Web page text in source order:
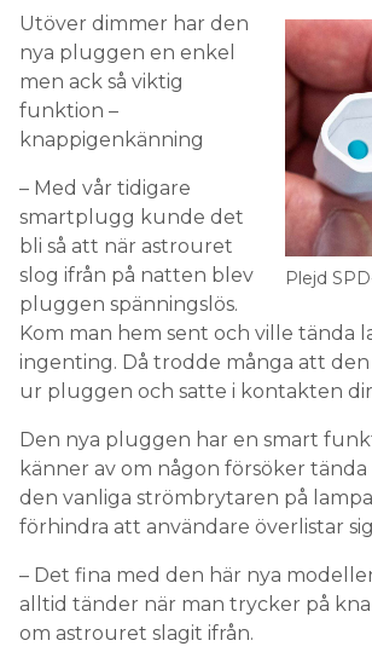
Plejd
knappigenkänning
– Med vår tidigare
smartplugg kunde det
bli så att när astrouret
pluggen spänningslös.
Kom man hem sent och ville tända
ingenting. Då trodde många att den
ur pluggen och satte i kontakten
Den nya pluggen har en smart
känner av om någon försöker
den vanliga strömbrytaren på
– Det fina med den här nya
alltid tänder när man trycker på
om astrouret slagit ifrån.
Artikeln är uppdaterad.
PRODUKTER